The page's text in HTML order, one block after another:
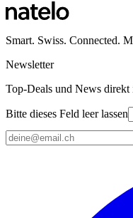
Smart. Swiss. Connected.
Newsletter
Top-Deals und News direkt
Bitte dieses Feld leer lassen